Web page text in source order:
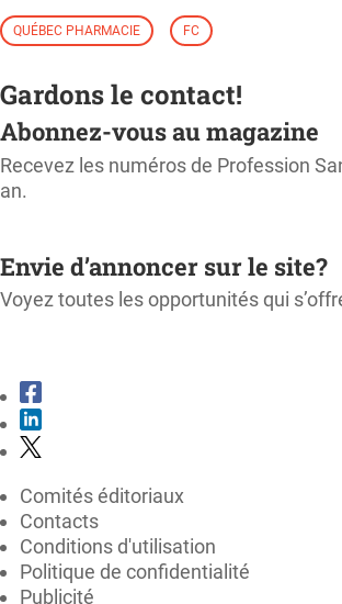
QUÉBEC PHARMACIE FC
Gardons le contact!
Abonnez-vous au magazine
Recevez les numéros de Profession
an.
Envie d’annoncer sur le site?
Voyez toutes les opportunités qui
Comités éditoriaux
Contacts
Conditions d'utilisation
Politique de confidentialité
Publicité